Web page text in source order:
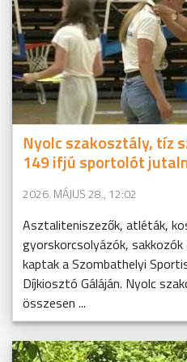
Nyolc szakosztály, tíz
149 ifjú sportolót
2026. MÁJUS 28., 12:02
Asztaliteniszezők, atléták,
gyorskorcsolyázók,
kaptak a Szombathelyi
Díjkiosztó Gáláján. Nyolc
összesen ...